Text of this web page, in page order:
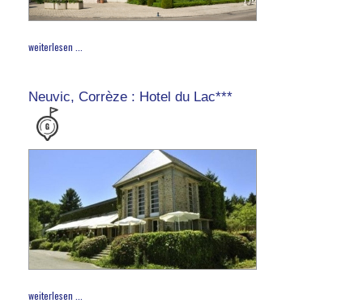
weiterlesen ...
Neuvic, Corrèze : Hotel du Lac***
weiterlesen ...